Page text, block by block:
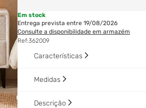
Em stock
Entrega prevista entre 19/08/2026
Consulte a disponibilidade em armazém
Ref:362009
Características
Medidas
Descrição